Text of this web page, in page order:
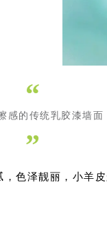
“
感的传统乳胶漆墙面
”
色泽靓丽，小羊